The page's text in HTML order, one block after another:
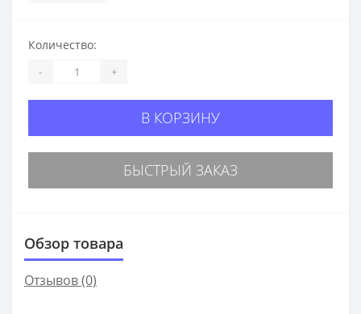
Количество:
- +
В КОРЗИНУ
БЫСТРЫЙ ЗАКАЗ
Обзор товара
Отзывов (0)